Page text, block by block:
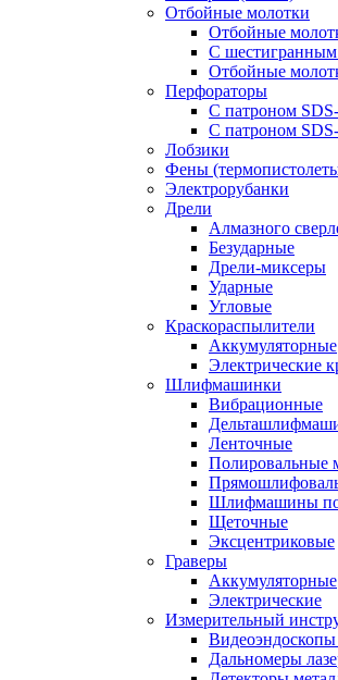
Отбойные молотки
Отбойные
С
Отбойные
Перфораторы
С патроном
С патроном
Лобзики
Фены
Электрорубанки
Дрели
Алмазного
Безударные
Дрели-миксеры
Ударные
Угловые
Краскораспылители
Аккумуляторные
Электрические
Шлифмашинки
Вибрационные
Ленточные
Полировальные
Шлифмашины по
Щеточные
Эксцентриковые
Граверы
Аккумуляторные
Электрические
Измерительный
Дальномеры